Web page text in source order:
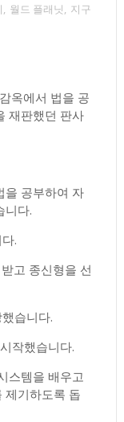
, 월드 플래닛, 지구
옥에서 법을 공
재판했던 판사
을 공부하여 자
니다.
.
고 종신형을 선
습니다.
작했습니다.
스템을 배우고
제기하도록 돕